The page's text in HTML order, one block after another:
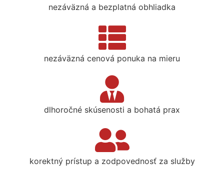
nezáväzná a bezplatná obhliadka
nezáväzná cenová ponuka na mieru
dlhoročné skúsenosti a bohatá prax
korektný prístup a zodpovednosť za služby